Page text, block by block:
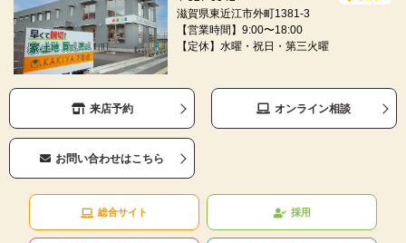
滋賀県東近江市外町1381-3
【営業時間】9:00〜18:00
【定休】水曜・祝日・第三火曜
来店予約 オンライン相談
お問い合わせはこちら
総合サイト 採用